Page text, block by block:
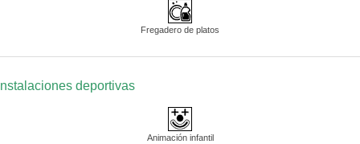
Fregadero de platos
deportivas
Animación infantil